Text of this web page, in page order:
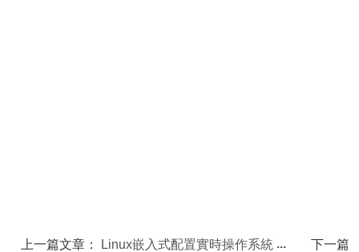
上一篇文章： Linux嵌入式配置實時操作系統
下一篇